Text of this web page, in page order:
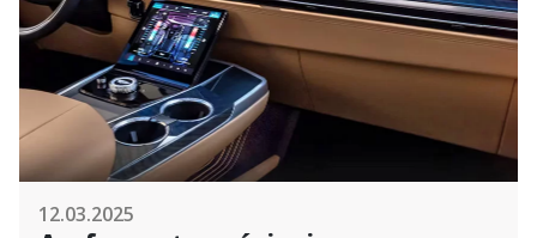
12.03.2025